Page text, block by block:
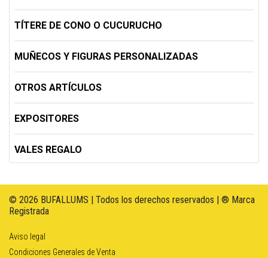
TÍTERE DE CONO O CUCURUCHO
MUÑECOS Y FIGURAS PERSONALIZADAS
OTROS ARTÍCULOS
EXPOSITORES
VALES REGALO
© 2026 BUFALLUMS | Todos los derechos reservados | ® Marca
Registrada
Aviso legal
Condiciones Generales de Venta